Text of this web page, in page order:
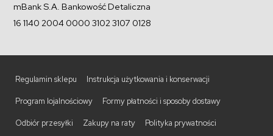
mBank S.A. Bankowość Detaliczna
16 1140 2004 0000 3102 3107 0128
Regulamin sklepu Instrukcja użytkowania i konserwacji
Program lojalnościowy Formy płatności i sposoby dostawy
Odbiór przesyłki Zakupy na raty Polityka prywatności